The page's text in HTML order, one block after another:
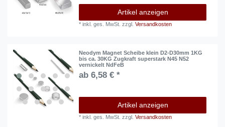
Artikel anzeigen
*inkl. ges. MwSt. zzgl.Versandkosten
Neodym Magnet Scheibe klein D2-D30mm 1KG
bis ca. 30KG Zugkraft superstark N45 N52
vernickelt NdFeB
ab 6,58 € *
Artikel anzeigen
*inkl. ges. MwSt. zzgl.Versandkosten